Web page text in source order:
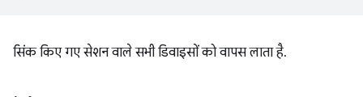
सिंक किए गए सेशन वाले सभी डिवाइसों को वापस लाता है.